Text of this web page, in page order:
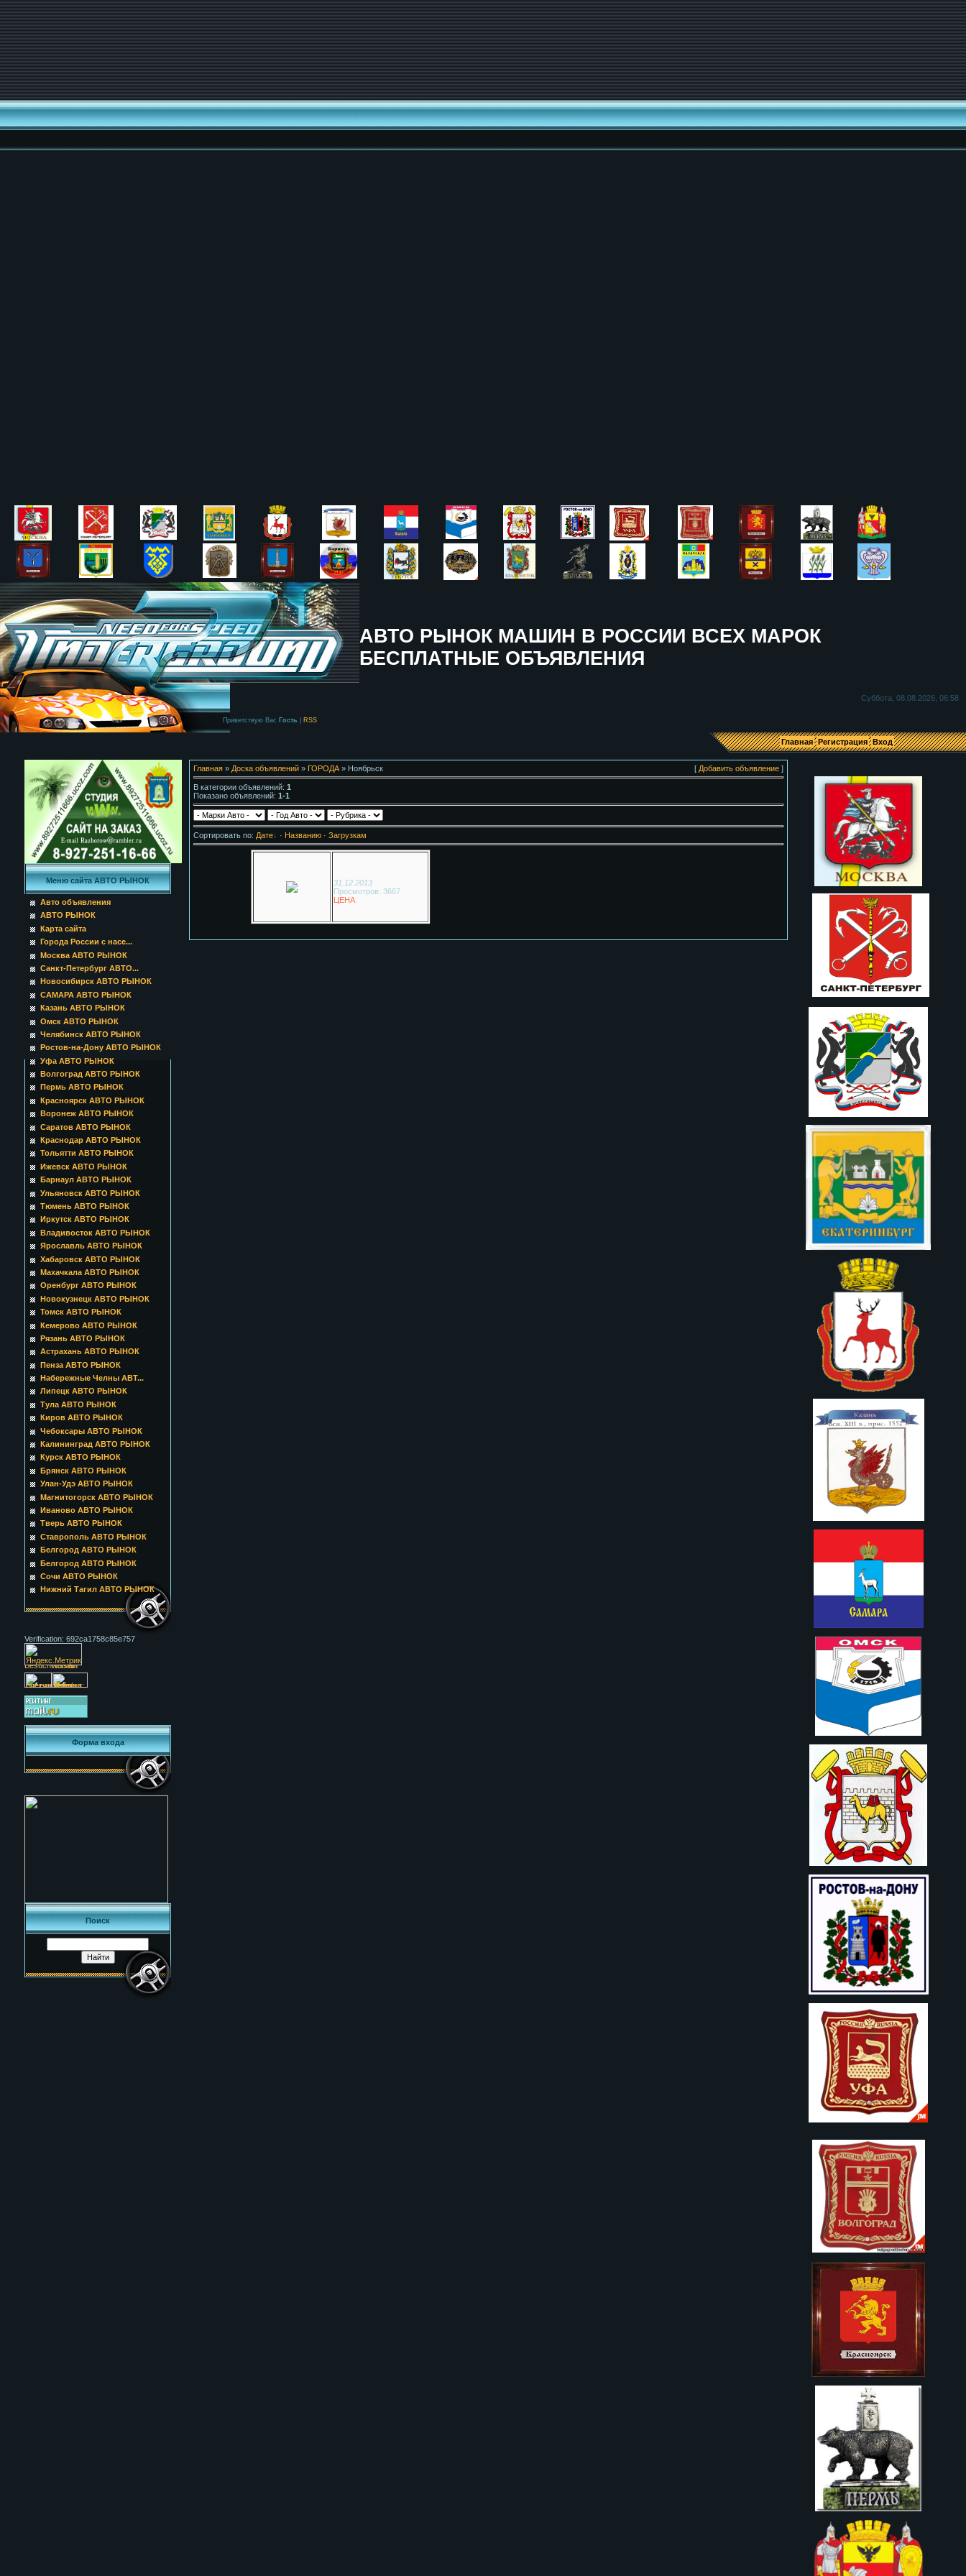
АВТО РЫНОК МАШИН В РОССИИ ВСЕХ МАРОК
БЕСПЛАТНЫЕ ОБЪЯВЛЕНИЯ
Суббота, 08.08.2026, 06:58
Приветствую Вас Гость RSS
Главная Регистрация Вход
Меню сайта АВТО РЫНОК
Авто объявления
АВТО РЫНОК
Карта сайта
Города России с насе...
Москва АВТО РЫНОК
Санкт-Петербург АВТО...
Новосибирск АВТО РЫНОК
САМАРА АВТО РЫНОК
Казань АВТО РЫНОК
Омск АВТО РЫНОК
Челябинск АВТО РЫНОК
Ростов-на-Дону АВТО РЫНОК
Уфа АВТО РЫНОК
Волгоград АВТО РЫНОК
Пермь АВТО РЫНОК
Красноярск АВТО РЫНОК
Воронеж АВТО РЫНОК
Саратов АВТО РЫНОК
Краснодар АВТО РЫНОК
Тольятти АВТО РЫНОК
Ижевск АВТО РЫНОК
Барнаул АВТО РЫНОК
Ульяновск АВТО РЫНОК
Тюмень АВТО РЫНОК
Иркутск АВТО РЫНОК
Владивосток АВТО РЫНОК
Ярославль АВТО РЫНОК
Хабаровск АВТО РЫНОК
Махачкала АВТО РЫНОК
Оренбург АВТО РЫНОК
Новокузнецк АВТО РЫНОК
Томск АВТО РЫНОК
Кемерово АВТО РЫНОК
Рязань АВТО РЫНОК
Астрахань АВТО РЫНОК
Пенза АВТО РЫНОК
Набережные Челны АВТ...
Липецк АВТО РЫНОК
Тула АВТО РЫНОК
Киров АВТО РЫНОК
Чебоксары АВТО РЫНОК
Калининград АВТО РЫНОК
Курск АВТО РЫНОК
Брянск АВТО РЫНОК
Улан-Удэ АВТО РЫНОК
Магнитогорск АВТО РЫНОК
Иваново АВТО РЫНОК
Тверь АВТО РЫНОК
Ставрополь АВТО РЫНОК
Белгород АВТО РЫНОК
Белгород АВТО РЫНОК
Сочи АВТО РЫНОК
Нижний Тагил АВТО РЫНОК
Verification: 692ca1758c85e757
Форма входа
Поиск
Главная » Доска объявлений » ГОРОДА » Ноябрьск [ Добавить объявление ]
В категории объявлений: 1
Показано объявлений: 1-1
Сортировать по: Дате · Названию · Загрузкам
31.12.2013
Просмотров: 3667
ЦЕНА: